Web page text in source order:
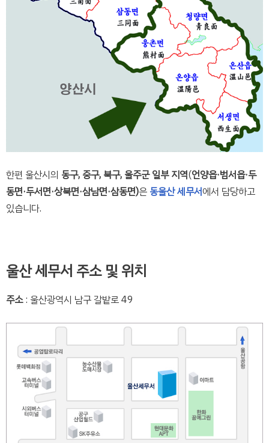
한편 울산시의 동구, 중구, 북구, 울주군 일부 지역(언양읍·범서읍·두
동면·두서면·상북면·삼남면·삼동면)은 동울산 세무서에서 담당하고
있습니다.
울산 세무서 주소 및 위치
주소: 울산광역시 남구 갈밭로 49